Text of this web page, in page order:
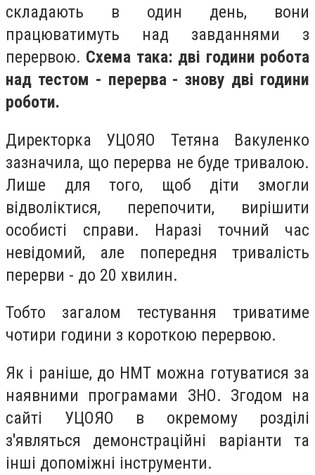
складають в один день, вони
працюватимуть над завданнями з
перервою. Схема така: дві години робота
над тестом - перерва - знову дві години
роботи.
Директорка УЦОЯО Тетяна Вакуленко
зазначила, що перерва не буде тривалою.
Лише для того, щоб діти змогли
відволіктися, перепочити, вирішити
особисті справи. Наразі точний час
невідомий, але попередня тривалість
перерви - до 20 хвилин.
Тобто загалом тестування триватиме
чотири години з короткою перервою.
Як і раніше, до НМТ можна готуватися за
наявними програмами ЗНО. Згодом на
сайті УЦОЯО в окремому розділі
з'являться демонстраційні варіанти та
інші допоміжні інструменти.